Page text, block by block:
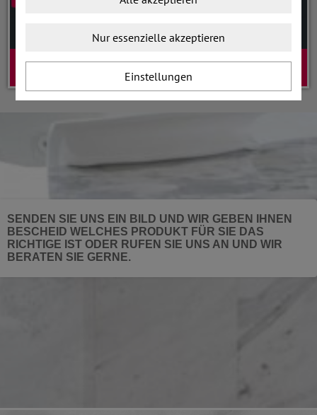
SENDEN SIE UNS EIN BILD UND WIR GEBEN IHNEN
BESCHEID WELCHES PRODUKT FÜR SIE DAS
RICHTIGE IST ODER RUFEN SIE UNS AN UND WIR
BERATEN SIE GERNE.
DIENSTLEISTUNG
Nur essenzielle akzeptieren
Einstellungen